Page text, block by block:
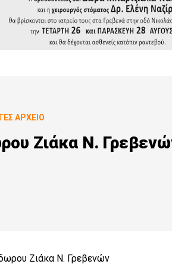
ΑΡΧΕΙΟ
Ζιάκα N.
Ζιάκα N. Γρεβενών